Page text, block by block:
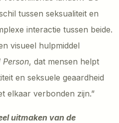
tussen seksualiteit en
interactie tussen beide.
visueel hulpmiddel
Person, dat mensen helpt
en seksuele geaardheid
elkaar verbonden zijn.”
uitmaken van de